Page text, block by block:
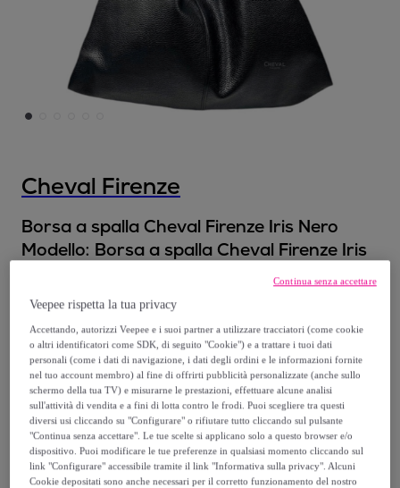
Cheval Firenze
Borsa a spalla Cheval Firenze Iris Nero
Modello: Borsa a spalla Cheval Firenze Iris
95, €
285,00 €
-66%
Venduto daCheval Firenze
Veepee rispetta la tua privacy
Accettando, autorizzi Veepee e i suoi partner a utilizzare tracciatori (come cookie
o altri identificatori come SDK, di seguito "Cookie") e a trattare i tuoi dati
personali (come i dati di navigazione, i dati degli ordini e le informazioni fornite
nel tuo account membro) al fine di offrirti pubblicità personalizzate (anche sullo
schermo della tua TV) e misurarne le prestazioni, effettuare alcune analisi
sull'attività di vendita e a fini di lotta contro le frodi. Puoi scegliere tra questi
diversi usi cliccando su "Configurare" o rifiutare tutto cliccando sul pulsante
"Continua senza accettare". Le tue scelte si applicano solo a questo browser e/o
dispositivo. Puoi modificare le tue preferenze in qualsiasi momento cliccando sul
link "Configurare" accessibile tramite il link "Informativa sulla privacy". Alcuni
Cookie depositati sono anche necessari per il corretto funzionamento del nostro
Continua senza accettare